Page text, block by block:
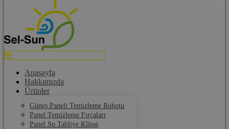
Anasayfa
Hakkımızda
Ürünler
Güneş Paneli Temizleme Robotu
Panel Temizleme Fırçaları
Panel Su Tahliye Klipsi